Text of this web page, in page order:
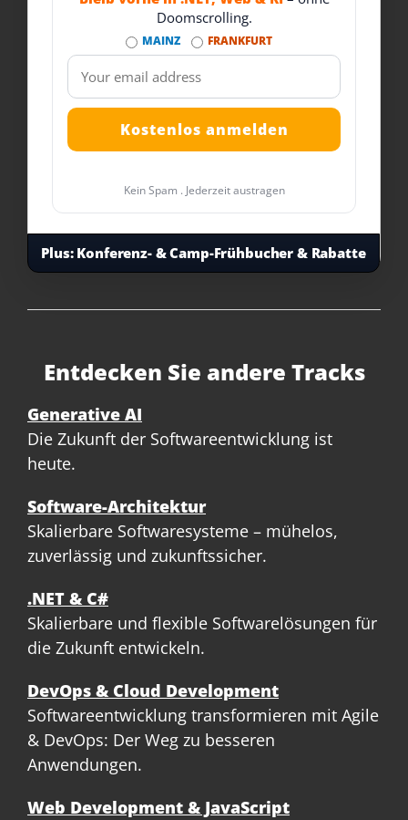
Doomscrolling.
MAINZ FRANKFURT
Kein Spam . Jederzeit austragen
Plus:Konferenz- & Camp-Frühbucher & Rabatte
Entdecken Sie andere Tracks
Generative AI
Die Zukunft der Softwareentwicklung ist
heute.
Software-Architektur
Skalierbare Softwaresysteme – mühelos,
zuverlässig und zukunftssicher.
.NET & C#
Skalierbare und flexible Softwarelösungen für
die Zukunft entwickeln.
DevOps & Cloud Development
Softwareentwicklung transformieren mit Agile
& DevOps: Der Weg zu besseren
Anwendungen.
Web Development & JavaScript